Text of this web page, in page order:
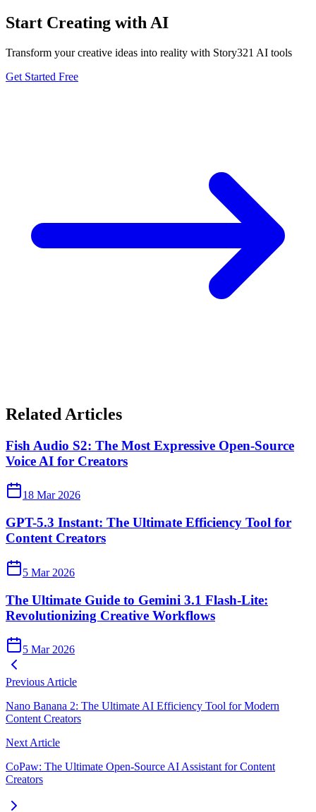
Start Creating with AI
Transform your creative ideas into reality with Story321 AI tools
Get Started Free
Related Articles
Fish Audio S2: The Most Expressive Open-Source
Voice AI for Creators
18 Mar 2026
GPT-5.3 Instant: The Ultimate Efficiency Tool for
Content Creators
5 Mar 2026
The Ultimate Guide to Gemini 3.1 Flash-Lite:
Revolutionizing Creative Workflows
5 Mar 2026
Previous Article
Nano Banana 2: The Ultimate AI Efficiency Tool for Modern
Content Creators
Next Article
CoPaw: The Ultimate Open-Source AI Assistant for Content
Creators